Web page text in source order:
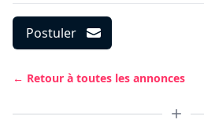
Postuler
← Retour à toutes les annonces